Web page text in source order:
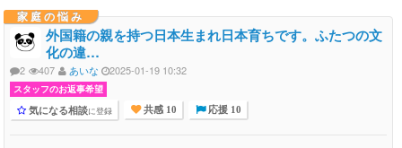
家庭の悩み
外国籍の親を持つ日本生まれ日本育ちです。ふたつの文
化の違…
2 407 あいな 2025-01-19 10:32
スタッフのお返事希望
気になる相談に登録 共感 10 応援 10